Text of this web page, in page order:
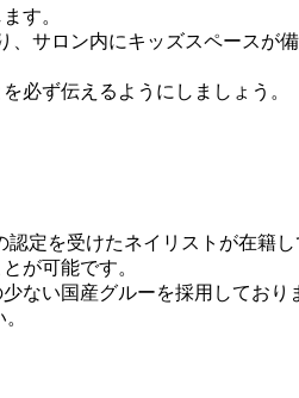
す。
サロン内にキッズスペースが
必ず伝えるようにしましょう。
定を受けたネイリストが在籍し
が可能です。
ない国産グルーを採用しており